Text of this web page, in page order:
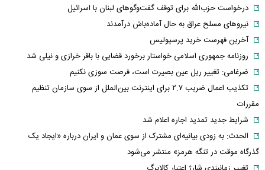
درخواست حزب‌الله برای توقف گفت‌وگوهای لبنان با اسرائیل
نیروهای مسلح عراق به حال آماده‌باش درآمدند
آخرین فهرست خرید پرسپولیس
روزنامه جمهوری اسلامی خواستار برخورد قضایی با باقر خرازی و نیلی شد
ضرغامی: تغییر ریل عین بصیرت است، فرصت سوزی نکنیم
تکذیب اعمال ضریب ۲.۷ برای اینترنت بین‌الملل از سوی سازمان تنظیم
مقررات
شرایط جدید تمدید اجاره اعلام شد
الحدث: به زودی بیانیه‌ای مشترک از سوی عمان و ایران درباره «ایجاد یک
گذرگاه موقت در تنگه هرمز» منتشر می‌شود